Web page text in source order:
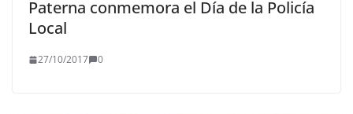
Paterna conmemora el Día de la Policía
Local
27/10/2017 0